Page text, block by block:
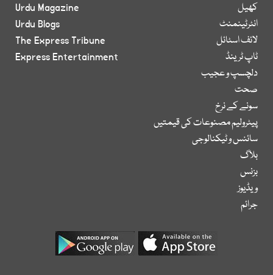
کھیل
انٹرٹینمنٹ
لائف اسٹائل
ٹاپ ٹرینڈ
دلچسپ و عجیب
صحت
سونے کے نرخ
پیٹرولیم مصنوعات کی قیمتیں
سائنس و ٹیکنالوجی
بلاگ
بزنس
ویڈیوز
جرائم
Urdu Magazine
Urdu Blogs
The Express Tribune
Express Entertainment